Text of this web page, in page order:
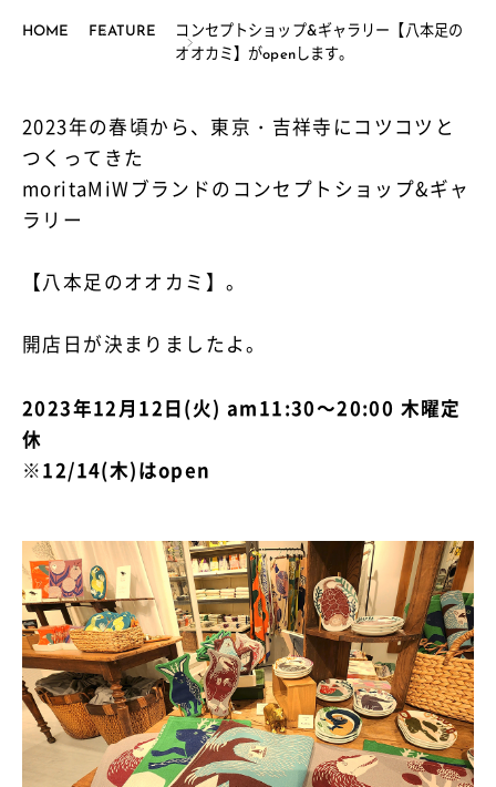
HOME FEATURE
コンセプトショップ&ギャラリー【八本足の
オオカミ】がopenします。
2023年の春頃から、東京・吉祥寺にコツコツと
つくってきた
moritaMiWブランドのコンセプトショップ&ギャ
ラリー
【八本足のオオカミ】。
開店日が決まりましたよ。
2023年12月12日(火) am11:30～20:00 木曜定
休
※12/14(木)はopen